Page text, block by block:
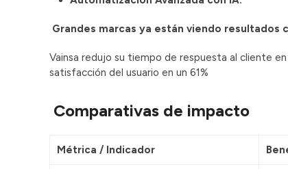
Grandes marcas ya están viendo resultados
Vainsa redujo su tiempo de respuesta al cliente
satisfacción del usuario en un 61%
Comparativas de impacto
Métrica / Indicador